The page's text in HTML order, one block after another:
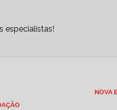
especialistas!
NOVA